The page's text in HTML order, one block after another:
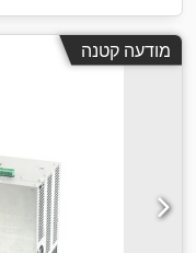
מודעה קטנה